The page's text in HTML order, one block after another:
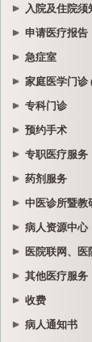
入院及住院须
申请医疗报告
急症室
家庭医学门诊
专科门诊
预约手术
专职医疗服务
药剂服务
中医诊所暨教
病人资源中心
医院联网、医
其他医疗服务
收费
病人通知书